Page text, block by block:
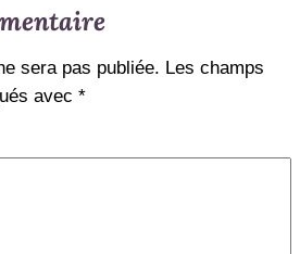
sera pas publiée. Les champs
avec *